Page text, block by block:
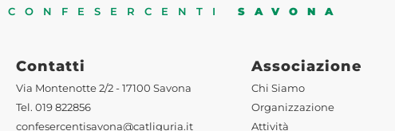
CONFESERCENTI SAVONA
Contatti
Via Montenotte 2/2 - 17100 Savona
Tel. 019 822856
confesercentisavona@catliguria.it
Associazione
Chi Siamo
Organizzazione
Attività